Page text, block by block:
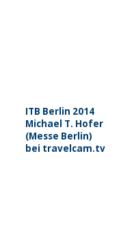
ITB Berlin 2014
Michael T. Hofer
(Messe Berlin)
bei travelcam.tv